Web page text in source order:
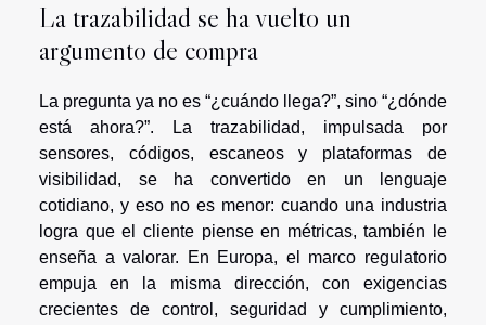
La trazabilidad se ha vuelto un
argumento de compra
La pregunta ya no es “¿cuándo llega?”, sino “¿dónde
está ahora?”. La trazabilidad, impulsada por
sensores, códigos, escaneos y plataformas de
visibilidad, se ha convertido en un lenguaje
cotidiano, y eso no es menor: cuando una industria
logra que el cliente piense en métricas, también le
enseña a valorar. En Europa, el marco regulatorio
empuja en la misma dirección, con exigencias
crecientes de control, seguridad y cumplimiento,